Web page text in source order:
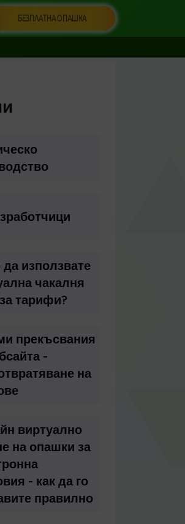
БЕЗПЛАТНА ОПАШКА
използвате
чакалня
тарифи?
прекъсвания
-
на
виртуално
на опашки за
- как да го
правилно